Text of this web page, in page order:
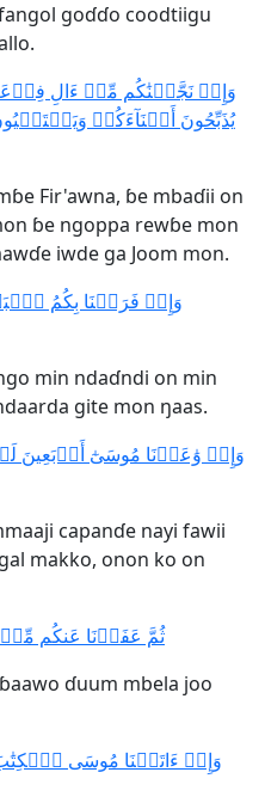
goɗɗo coodtiigu
وَإِذۡ نَجَّيۡنَٰكُم مِّنۡ ءَالِ
يُذَبِّحُونَ أَبۡنَآءَكُمۡ
Fir'awna, ɓe mbaɗii on
ɓe ngoppa rewɓe mon
iwde ga Joom mon.
وَإِذۡ فَرَقۡنَا بِكُمُ
min ndaɗndi on min
gite mon ŋaas.
وَإِذۡ وَٰعَدۡنَا مُوسَىٰٓ
capanɗe nayi fawii
makko, onon ko on
ثُمَّ عَفَوۡنَا عَنكُم مِّنۢ
ɗuum mbela joo
وَإِذۡ ءَاتَيۡنَا مُوسَى